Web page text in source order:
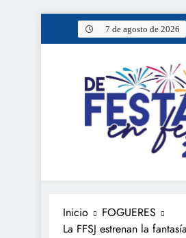
7 de agosto de 2026
De festa
Inicio
FOGUERES
La FFSJ estrenan la